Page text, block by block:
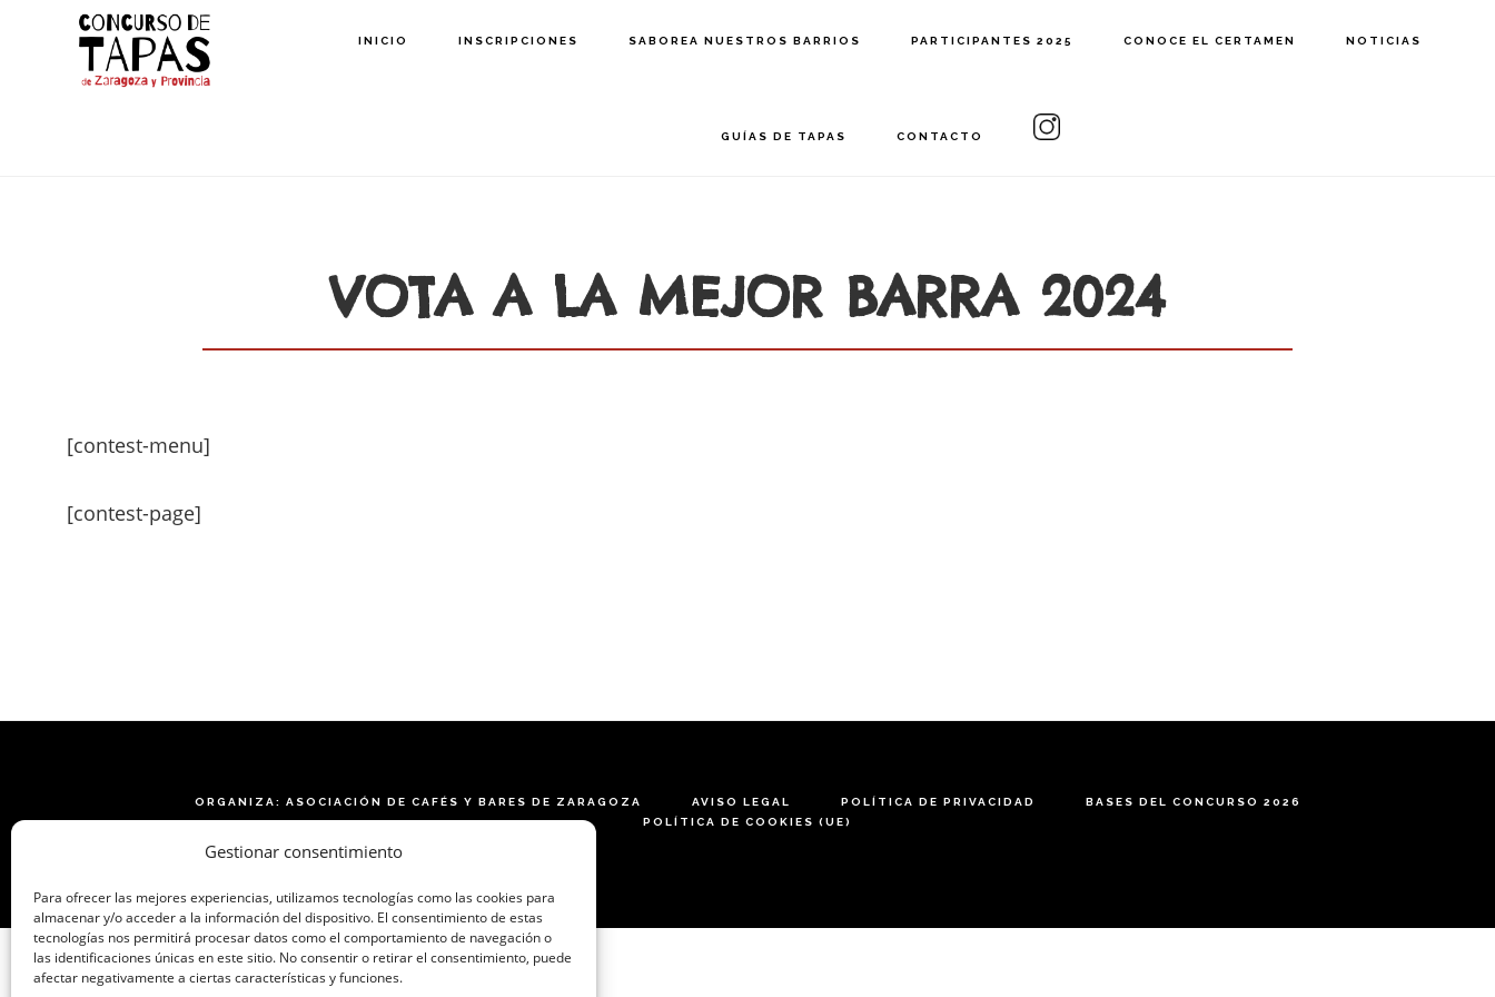
Gestionar consentimiento
Para ofrecer las mejores experiencias, utilizamos tecnologías como las cookies para
almacenar y/o acceder a la información del dispositivo. El consentimiento de estas
tecnologías nos permitirá procesar datos como el comportamiento de navegación o
las identificaciones únicas en este sitio. No consentir o retirar el consentimiento, puede
afectar negativamente a ciertas características y funciones.
contenido
INICIO INSCRIPCIONES SABOREA NUESTROS BARRIOS PARTICIPANTES 2025 CONOCE EL CERTAMEN NOTICIAS
GUÍAS DE TAPAS CONTACTO
VOTA A LA MEJOR BARRA 2024
[contest-menu]
[contest-page]
ORGANIZA: ASOCIACIÓN DE CAFÉS Y BARES DE ZARAGOZA AVISO LEGAL POLÍTICA DE PRIVACIDAD
BASES DEL CONCURSO 2026
POLÍTICA DE COOKIES (UE)